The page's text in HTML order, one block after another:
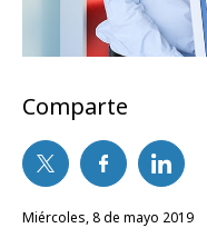
Comparte
miércoles, 8 de mayo 2019